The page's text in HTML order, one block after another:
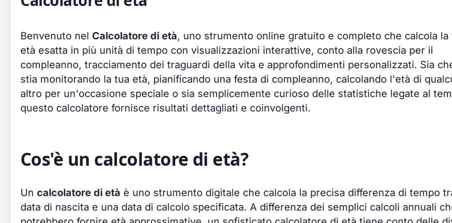
Benvenuto nel Calcolatore di età, uno strumento online gratuito e completo che calcola la
età esatta in più unità di tempo con visualizzazioni interattive, conto alla rovescia per il
compleanno, tracciamento dei traguardi della vita e approfondimenti personalizzati. Sia
stia monitorando la tua età, pianificando una festa di compleanno, calcolando l'età di
altro per un'occasione speciale o sia semplicemente curioso delle statistiche legate al
questo calcolatore fornisce risultati dettagliati e coinvolgenti.
Cos'è un calcolatore di età?
Un calcolatore di età è uno strumento digitale che calcola la precisa differenza di tempo
data di nascita e una data di calcolo specificata. A differenza dei semplici calcoli annuali